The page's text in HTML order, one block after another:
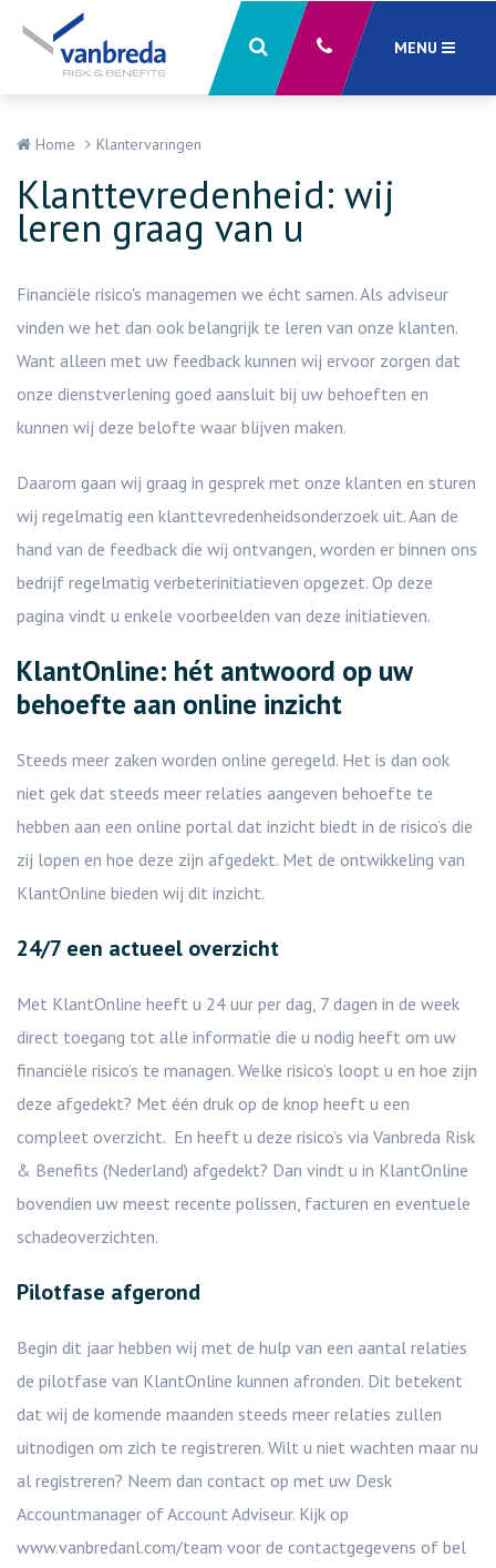
MENU
Home Klantervaringen
Klanttevredenheid: wij
leren graag van u
Financiële risico's managemen we écht samen. Als adviseur
vinden we het dan ook belangrijk te leren van onze klanten.
Want alleen met uw feedback kunnen wij ervoor zorgen dat
onze dienstverlening goed aansluit bij uw behoeften en
kunnen wij deze belofte waar blijven maken.
Daarom gaan wij graag in gesprek met onze klanten en sturen
wij regelmatig een klanttevredenheidsonderzoek uit. Aan de
hand van de feedback die wij ontvangen, worden er binnen ons
bedrijf regelmatig verbeterinitiatieven opgezet. Op deze
pagina vindt u enkele voorbeelden van deze initiatieven.
KlantOnline: hét antwoord op uw
behoefte aan online inzicht
Steeds meer zaken worden online geregeld. Het is dan ook
niet gek dat steeds meer relaties aangeven behoefte te
hebben aan een online portal dat inzicht biedt in de risico’s die
zij lopen en hoe deze zijn afgedekt. Met de ontwikkeling van
KlantOnline bieden wij dit inzicht.
24/7 een actueel overzicht
Met KlantOnline heeft u 24 uur per dag, 7 dagen in de week
direct toegang tot alle informatie die u nodig heeft om uw
financiële risico’s te managen. Welke risico’s loopt u en hoe zijn
deze afgedekt? Met één druk op de knop heeft u een
compleet overzicht. En heeft u deze risico’s via Vanbreda Risk
& Benefits (Nederland) afgedekt? Dan vindt u in KlantOnline
bovendien uw meest recente polissen, facturen en eventuele
schadeoverzichten.
Pilotfase afgerond
Begin dit jaar hebben wij met de hulp van een aantal relaties
de pilotfase van KlantOnline kunnen afronden. Dit betekent
dat wij de komende maanden steeds meer relaties zullen
uitnodigen om zich te registreren. Wilt u niet wachten maar nu
al registreren? Neem dan contact op met uw Desk
Accountmanager of Account Adviseur. Kijk op
www.vanbredanl.com/team voor de contactgegevens of bel